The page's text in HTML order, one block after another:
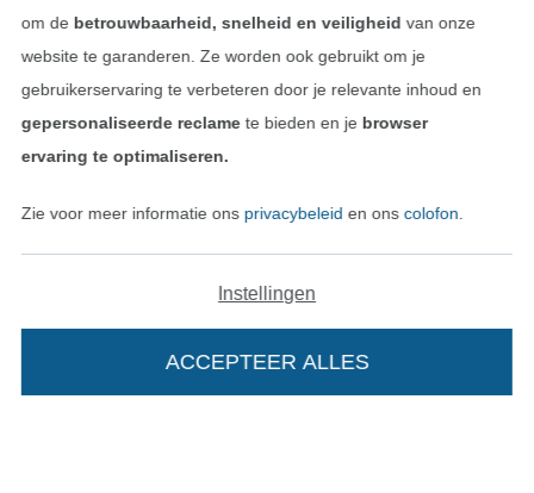
Privacy
Recht op retournering
Bestelling herroepen
Vind meer inspiratie
om de betrouwbaarheid, snelheid en veiligheid van onze
website te garanderen. Ze worden ook gebruikt om je
gebruikerservaring te verbeteren door je relevante inhoud en
gepersonaliseerde reclamete bieden en je browser
ervaring te optimaliseren.
Zie voor meer informatie ons privacybeleid en ons colofon
Instellingen
ACCEPTEER ALLES